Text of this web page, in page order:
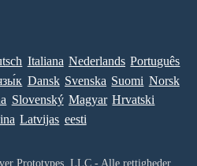
Italiana Nederlands Português
Dansk Svenska Suomi Norsk
Slovenský Magyar Hrvatski
Latvijas eesti
Prototypes, LLC - Alle rettigheder